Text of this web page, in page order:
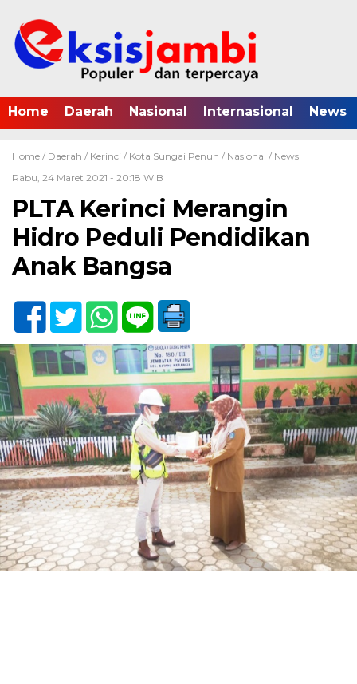
Home Daerah Nasional Internasional News
Home / Daerah / Kerinci / Kota Sungai Penuh / Nasional / News
Rabu, 24 Maret 2021 - 20:18 WIB
PLTA Kerinci Merangin
Hidro Peduli Pendidikan
Anak Bangsa